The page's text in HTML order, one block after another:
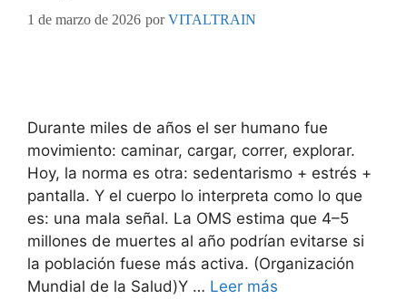
1 de marzo de 2026 porVITALTRAIN
Durante miles de años el ser humano fue
movimiento: caminar, cargar, correr, explorar.
Hoy, la norma es otra: sedentarismo + estrés +
pantalla. Y el cuerpo lo interpreta como lo que
es: una mala señal. La OMS estima que 4–5
millones de muertes al año podrían evitarse si
la población fuese más activa. (Organización
Mundial de la Salud)Y … Leer más